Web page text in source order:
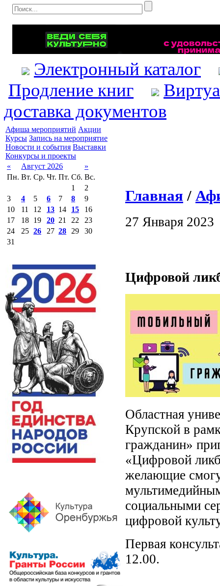
Электронный каталог
Продление книг
доставка документов
Афиша мероприятий Акции
Курсы Запись на мероприятие
Новости и события Выставки
Конкурсы и проекты
«
Август 2026
»
Пн. Вт. Ср. Чт. Пт. Сб. Вс.
1
2
3
4 5 6 7 8
9
10
11 12 13 14 15
16
17
18 19 20 21 22
23
24
25 26 27 28 29
30
31
Главная /
27 Января 2023
Цифровой
Областная
Крупской в
гражданин»
«Цифровой
желающие
социальными
цифровой
Первая
12.00.